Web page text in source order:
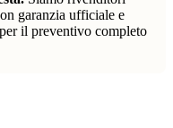
garanzia ufficiale e
il preventivo completo